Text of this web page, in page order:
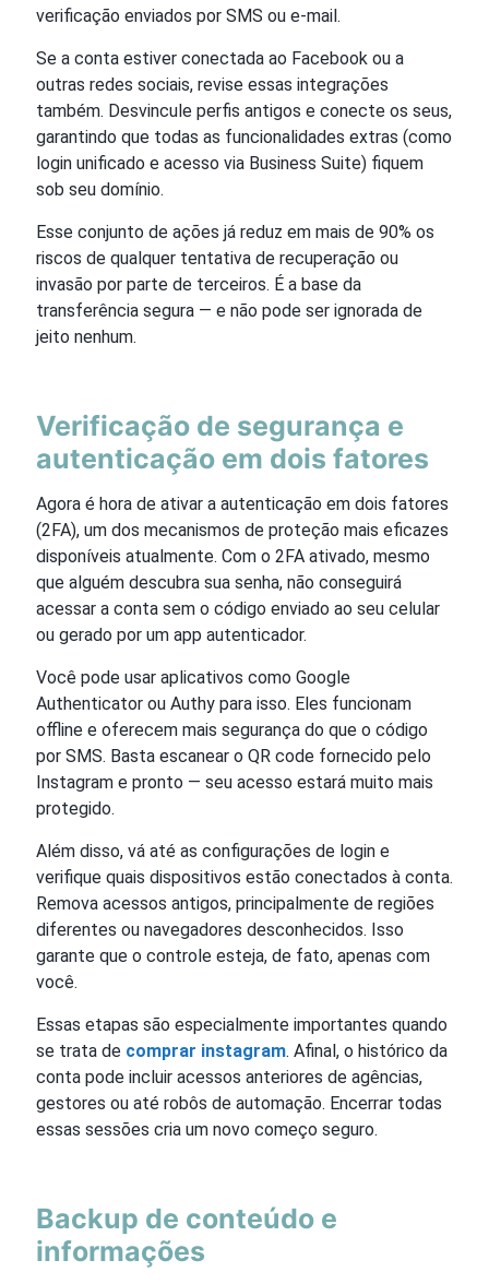
verificação enviados por SMS ou e-mail.
Se a conta estiver conectada ao Facebook ou a
outras redes sociais, revise essas integrações
também. Desvincule perfis antigos e conecte os seus,
garantindo que todas as funcionalidades extras (como
login unificado e acesso via Business Suite) fiquem
sob seu domínio.
Esse conjunto de ações já reduz em mais de 90% os
riscos de qualquer tentativa de recuperação ou
invasão por parte de terceiros. É a base da
transferência segura — e não pode ser ignorada de
jeito nenhum.
Verificação de segurança e
autenticação em dois fatores
Agora é hora de ativar a autenticação em dois fatores
(2FA), um dos mecanismos de proteção mais eficazes
disponíveis atualmente. Com o 2FA ativado, mesmo
que alguém descubra sua senha, não conseguirá
acessar a conta sem o código enviado ao seu celular
ou gerado por um app autenticador.
Você pode usar aplicativos como Google
Authenticator ou Authy para isso. Eles funcionam
offline e oferecem mais segurança do que o código
por SMS. Basta escanear o QR code fornecido pelo
Instagram e pronto — seu acesso estará muito mais
protegido.
Além disso, vá até as configurações de login e
verifique quais dispositivos estão conectados à conta.
Remova acessos antigos, principalmente de regiões
diferentes ou navegadores desconhecidos. Isso
garante que o controle esteja, de fato, apenas com
você.
Essas etapas são especialmente importantes quando
se trata de comprar instagram. Afinal, o histórico da
conta pode incluir acessos anteriores de agências,
gestores ou até robôs de automação. Encerrar todas
essas sessões cria um novo começo seguro.
Backup de conteúdo e
informações